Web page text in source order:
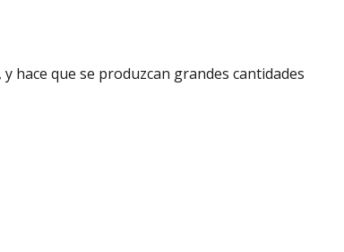
hace que se produzcan grandes cantidades